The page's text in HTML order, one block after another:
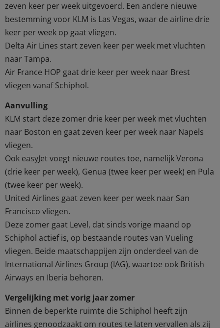
zeven keer per week uitgevoerd. Een andere nieuwe
bestemming voor KLM is Las Vegas, waar de airline drie
keer per week op gaat vliegen.
Delta Air Lines start zeven keer per week met vluchten
naar Tampa.
Air France HOP gaat drie keer per week naar Brest
vliegen vanaf Schiphol.
Aanvulling
KLM start deze zomer drie keer per week met vluchten
naar Boston en gaat zeven keer per week naar Napels
vliegen.
Ook easyJet voegt nieuwe routes toe, namelijk Verona
(drie keer per week), Genua (twee keer per week) en Pula
(twee keer per week).
United Airlines gaat zeven keer per week naar San
Francisco vliegen.
Deze zomer gaat Level, dat sinds vorige maand op
Schiphol actief is, op bestaande routes van Vueling
vliegen. Beide maatschappijen zijn onderdeel van de
International Airlines Group (IAG), waartoe ook British
Airways en Iberia behoren.
Vergelijking met vorig jaar zomer
Binnen de beperkte ruimte die Schiphol heeft zijn
airlines genoodzaakt om routes te laten vervallen als zij